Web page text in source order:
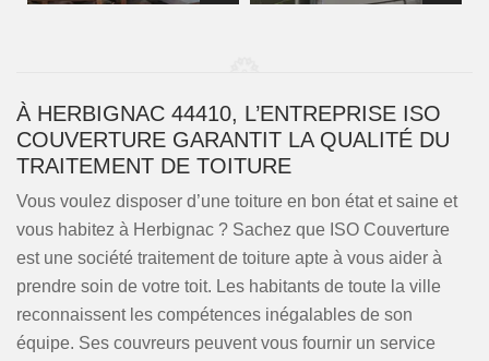
À HERBIGNAC 44410, L’ENTREPRISE ISO
COUVERTURE GARANTIT LA QUALITÉ DU
TRAITEMENT DE TOITURE
Vous voulez disposer d’une toiture en bon état et saine et
vous habitez à Herbignac ? Sachez que ISO Couverture
est une société traitement de toiture apte à vous aider à
prendre soin de votre toit. Les habitants de toute la ville
reconnaissent les compétences inégalables de son
équipe. Ses couvreurs peuvent vous fournir un service